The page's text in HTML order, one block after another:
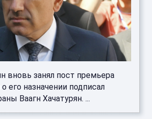
вновь занял пост премьера
его назначении подписал
Ваагн Хачатурян. ...